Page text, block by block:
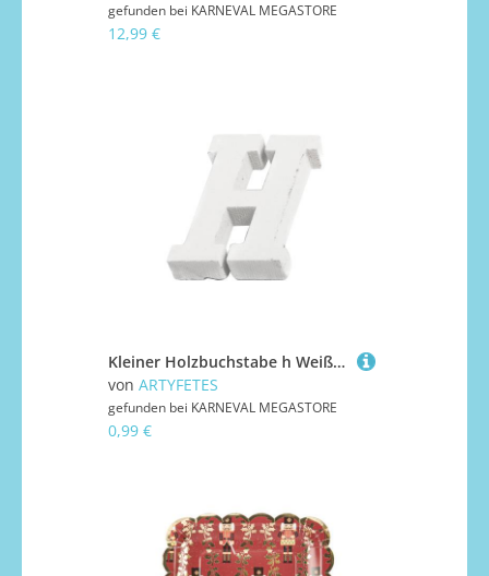
gefunden bei KARNEVAL MEGASTORE
12,99 €
Kleiner Holzbuchstabe h Weiß 5 cm Deko
von ARTYFETES
gefunden bei KARNEVAL MEGASTORE
0,99 €